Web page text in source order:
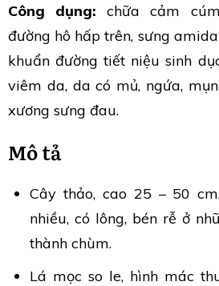
Công dụng: chữa cảm
đường hô hấp trên, sưng
khuẩn đường tiết niệu sinh
viêm da, da có mủ, ngứa,
xương sưng đau.
Mô tả
Cây thảo, cao 25 – 50
nhiều, có lông, bén rễ ở
thành chùm.
Lá mọc so le, hình mác